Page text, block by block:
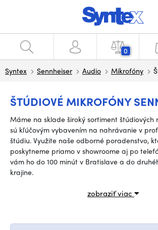
0
Syntex Sennheiser Audio Mikrofóny
ŠTÚDIOVÉ MIKROFÓNY
Máme na sklade široký sortiment štúdiových
sú kľúčovým vybavením na nahrávanie v
štúdiu. Využite naše odborné poradenstvo,
poskytneme priamo v showroome aj po
vám ho do 100 minút v Bratislave a do
krajine.
zobraziť viac